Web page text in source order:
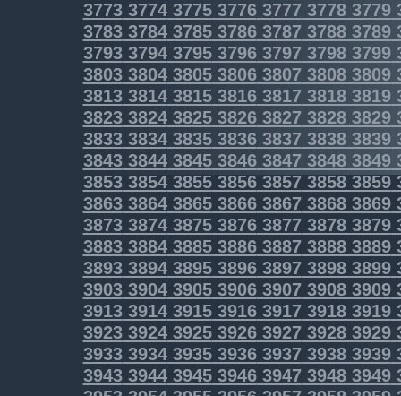
3773377437753776377737783779
37833784378537863787 37883789
37933794379537963797 37983799
38033804380538063807 38083809
38133814381538163817 38183819
38233824382538263827 38283829
38333834383538363837 38383839
38433844384538463847 38483849
3853385438553856385738583859
3863386438653866386738683869
3873387438753876387738783879
3883388438853886388738883889
3893389438953896389738983899
3903390439053906390739083909
3913391439153916391739183919
3923392439253926392739283929
3933393439353936393739383939
3943394439453946394739483949